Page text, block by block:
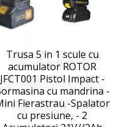
Trusa 5 in 1 scule cu
acumulator ROTOR
JFCT001 Pistol Impact -
cu mandrina -
Fierastrau -Spalator
cu presiune, - 2